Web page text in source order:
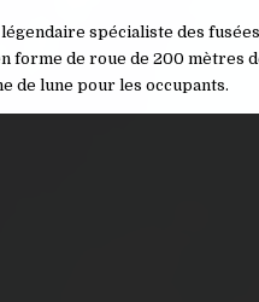
spécialiste des
forme de roue de 200 mètres
de lune pour les occupants.